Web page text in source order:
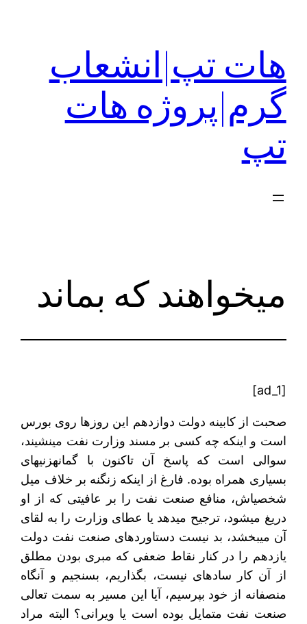
هات تپ|انشعاب
گرم|پروژه هات
تپ
می‎خواهند که بماند
[ad_1]
صحبت از کابینه دولت دوازدهم این روزها روی بورس
است و اینکه چه کسی بر مسند وزارت نفت می‏نشیند،
سوالی است که پاسخ آن تاکنون با گمانه‎زنی‎های
بسیاری همراه بوده. فارغ از اینکه زنگنه بر خلاف میل
شخصی‎اش، منافع صنعت نفت را بر عافیتی که از او
دریغ می‎شود، ترجیح می‎دهد یا عطای وزارت را به لقای
آن می‎بخشد، بد نیست دستاوردهای صنعت نفت دولت
یازدهم را در کنار نقاط ضعفی که مبری بودن مطلق
از آن کار ساده‎ای نیست، بگذاریم، بسنجیم و آنگاه
منصفانه از خود بپرسیم، آیا این مسیر به سمت تعالی
صنعت نفت متمایل بوده است یا ویرانی؟ البته مراد